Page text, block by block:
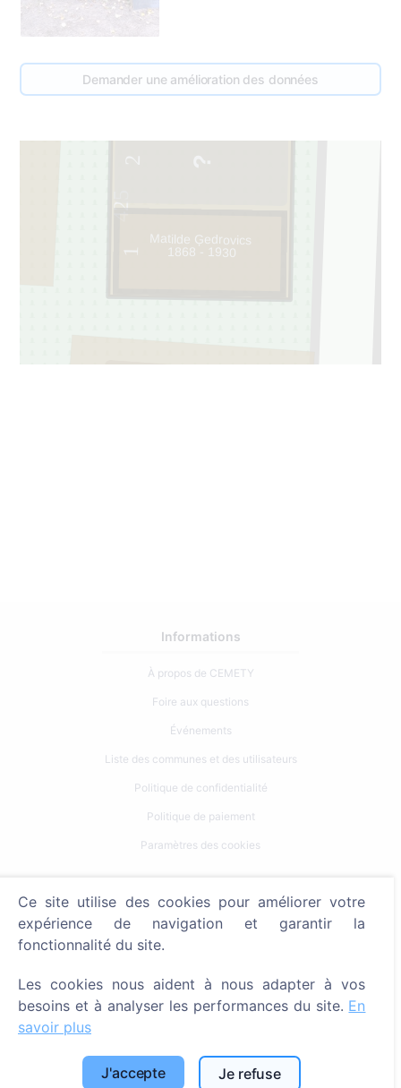
Demander une amélioration des données
425
1
Matilde Ģedrovics
1868 - 1930
Informations
À propos de CEMETY
Foire aux questions
Événements
Liste des communes et des utilisateurs
Politique de confidentialité
Politique de paiement
Paramètres des cookies
Rechercher des défunts
Rechercher des cimetières
Services
SIA "CEMETY", LV40103618951
Ce site utilise des cookies pour améliorer votre
expérience de navigation et garantir la
fonctionnalité du site.
Les cookies nous aident à nous adapter à vos
besoins et à analyser les performances du site. En
savoir plus
J'accepte Je refuse